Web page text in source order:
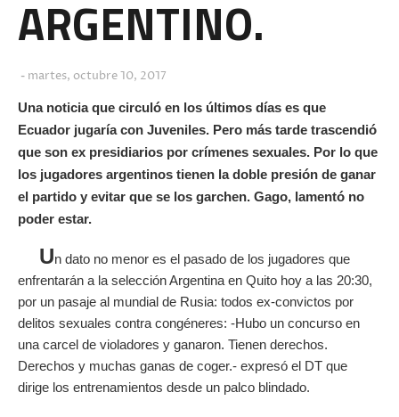
ARGENTINO.
martes, octubre 10, 2017
Una noticia que circuló en los últimos días es que
Ecuador jugaría con Juveniles. Pero más tarde trascendió
que son ex presidiarios por crímenes sexuales. Por lo que
los jugadores argentinos tienen la doble presión de ganar
el partido y evitar que se los garchen. Gago, lamentó no
poder estar.
Un dato no menor es el pasado de los jugadores que
enfrentarán a la selección Argentina en Quito hoy a las 20:30,
por un pasaje al mundial de Rusia: todos ex-convictos por
delitos sexuales contra congéneres: -Hubo un concurso en
una carcel de violadores y ganaron. Tienen derechos.
Derechos y muchas ganas de coger.- expresó el DT que
dirige los entrenamientos desde un palco blindado.